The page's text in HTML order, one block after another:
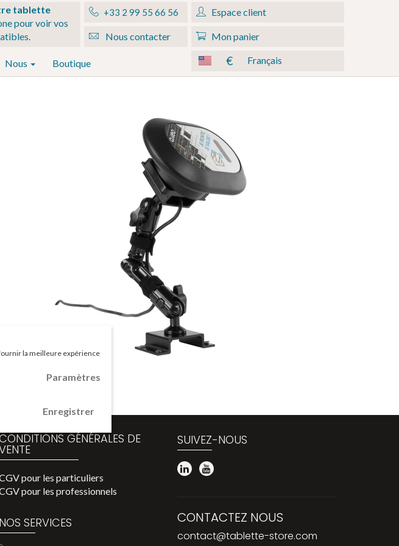
tablette
pour voir vos
+33 2 99 55 66 56
Nous contacter
Espace client
Mon panier
€ Français
Nous Boutique
GÉNÉRALES DE
pour les particuliers
pour les professionnels
NOS SERVICES
SUIVEZ-NOUS
CONTACTEZ NOUS
contact@tablette-store.com
la meilleure expérience
Paramètres
Enregistrer